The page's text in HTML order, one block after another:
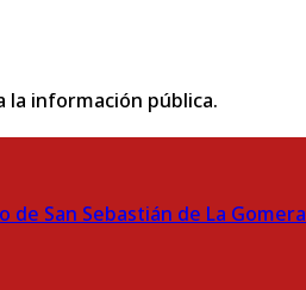
la información pública.
de San Sebastián de La Gomera